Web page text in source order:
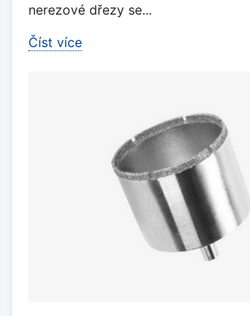
nerezové dřezy se...
Číst více